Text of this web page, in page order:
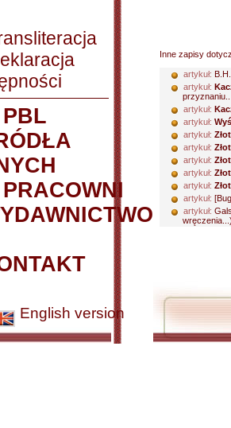
English version
Inne zapisy
artykuł:
artykuł:
artykuł:
artykuł:
artykuł:
artykuł:
artykuł:
artykuł:
artykuł:
artykuł:
artykuł: